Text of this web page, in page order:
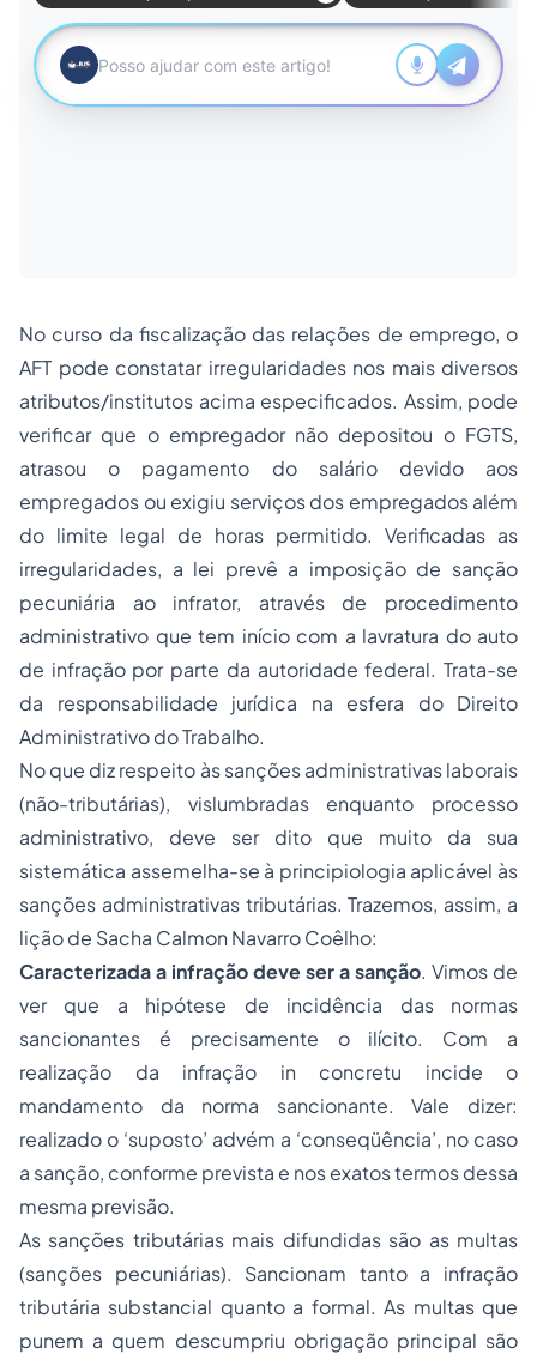
No curso da fiscalização das relações de emprego, o
AFT pode constatar irregularidades nos mais diversos
atributos/institutos acima especificados. Assim, pode
verificar que o empregador não depositou o FGTS,
atrasou o pagamento do salário devido aos
empregados ou exigiu serviços dos empregados além
do limite legal de horas permitido. Verificadas as
irregularidades, a lei prevê a imposição de sanção
pecuniária ao infrator, através de procedimento
administrativo que tem início com a lavratura do auto
de infração por parte da autoridade federal. Trata-se
da responsabilidade jurídica na esfera do Direito
Administrativodo Trabalho.
No que diz respeito às sanções administrativas laborais
(não-tributárias), vislumbradas enquanto processo
administrativo, deve ser dito que muito da sua
sistemática assemelha-se à principiologia aplicável às
sanções administrativas tributárias. Trazemos, assim, a
lição de Sacha Calmon Navarro Coêlho:
Caracterizada a infração deve ser a sanção. Vimos de
ver que a hipótese de incidência das normas
sancionantes é precisamente o ilícito. Com a
realização da infração in concretu incide o
mandamento da norma sancionante. Vale dizer:
realizado o ‘suposto’ advém a ‘conseqüência’, no caso
a sanção, conforme prevista e nos exatos termos dessa
mesma previsão.
As sanções tributárias mais difundidas são as multas
(sanções pecuniárias). Sancionam tanto a infração
tributária substancial quanto a formal. As multas que
punem a quem descumpriu obrigação principal são